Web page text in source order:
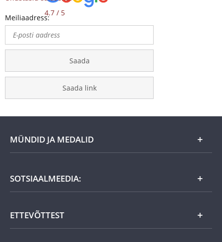
4.7 / 5
Meiliaadress:
Saada
Saada link
MÜNDID JA MEDALID
Kuu eripakkumine
Kingiideed
Eesti tooted
SOTSIAALMEEDIA:
ETTEVÕTTEST